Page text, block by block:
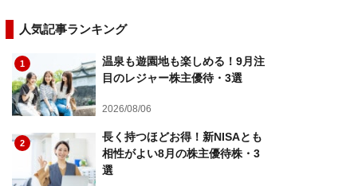
人気記事ランキング
1
温泉も遊園地も楽しめる！9月注
目のレジャー株主優待・3選
2026/08/06
2
長く持つほどお得！新NISAとも
相性がよい8月の株主優待株・3
選